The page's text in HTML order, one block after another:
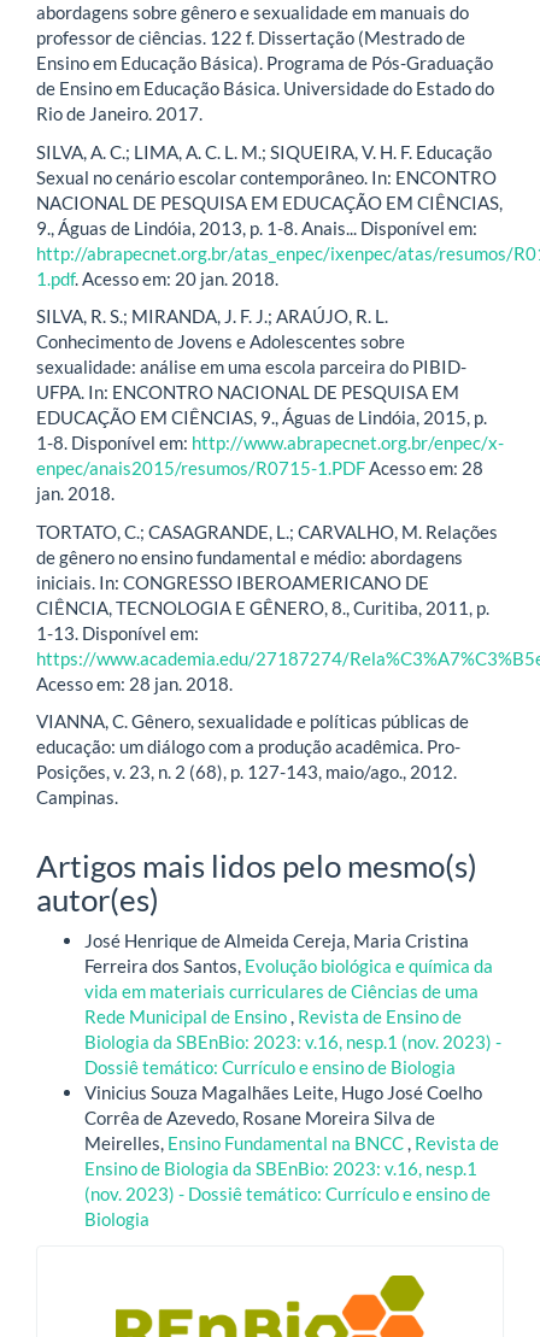
abordagens sobre gênero e sexualidade em manuais do
professor de ciências. 122 f. Dissertação (Mestrado de
Ensino em Educação Básica). Programa de Pós-Graduação
de Ensino em Educação Básica. Universidade do Estado do
Rio de Janeiro. 2017.
SILVA, A. C.; LIMA, A. C. L. M.; SIQUEIRA, V. H. F. Educação
Sexual no cenário escolar contemporâneo. In: ENCONTRO
NACIONAL DE PESQUISA EM EDUCAÇÃO EM CIÊNCIAS,
9., Águas de Lindóia, 2013, p. 1-8. Anais... Disponível em:
http://abrapecnet.org.br/atas_enpec/ixenpec/atas/resumos/
1.pdf. Acesso em: 20 jan. 2018.
SILVA, R. S.; MIRANDA, J. F. J.; ARAÚJO, R. L.
Conhecimento de Jovens e Adolescentes sobre
sexualidade: análise em uma escola parceira do PIBID-
UFPA. In: ENCONTRO NACIONAL DE PESQUISA EM
EDUCAÇÃO EM CIÊNCIAS, 9., Águas de Lindóia, 2015, p.
1-8. Disponível em: http://www.abrapecnet.org.br/enpec/x-
enpec/anais2015/resumos/R0715-1.PDFAcesso em: 28
jan. 2018.
TORTATO, C.; CASAGRANDE, L.; CARVALHO, M. Relações
de gênero no ensino fundamental e médio: abordagens
iniciais. In: CONGRESSO IBEROAMERICANO DE
CIÊNCIA, TECNOLOGIA E GÊNERO, 8., Curitiba, 2011, p.
1-13. Disponível em:
https://www.academia.edu/27187274/
Acesso em: 28 jan. 2018.
VIANNA, C. Gênero, sexualidade e políticas públicas de
educação: um diálogo com a produção acadêmica. Pro-
Posições, v. 23, n. 2 (68), p. 127-143, maio/ago., 2012.
Campinas.
Artigos mais lidos pelo mesmo(s)
autor(es)
José Henrique de Almeida Cereja, Maria Cristina
Ferreira dos Santos, Evolução biológica e química da
vida em materiais curriculares de Ciências de uma
Rede Municipal de Ensino, Revista de Ensino de
Biologia da SBEnBio: 2023: v.16, nesp.1 (nov. 2023) -
Dossiê temático: Currículo e ensino de Biologia
Vinicius Souza Magalhães Leite, Hugo José Coelho
Corrêa de Azevedo, Rosane Moreira Silva de
Meirelles, Ensino Fundamental na BNCC, Revista de
Ensino de Biologia da SBEnBio: 2023: v.16, nesp.1
(nov. 2023) - Dossiê temático: Currículo e ensino de
Biologia